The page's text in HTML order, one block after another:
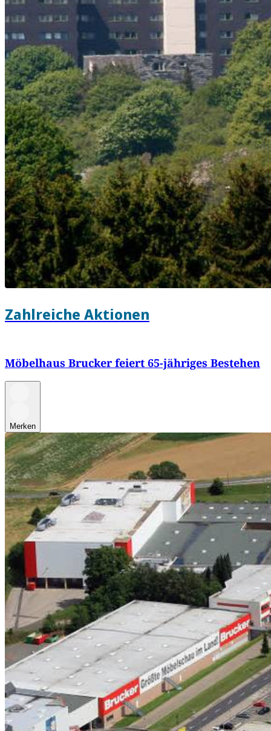
Zahlreiche Aktionen
Möbelhaus Brucker feiert 65-jähriges Bestehen
Merken